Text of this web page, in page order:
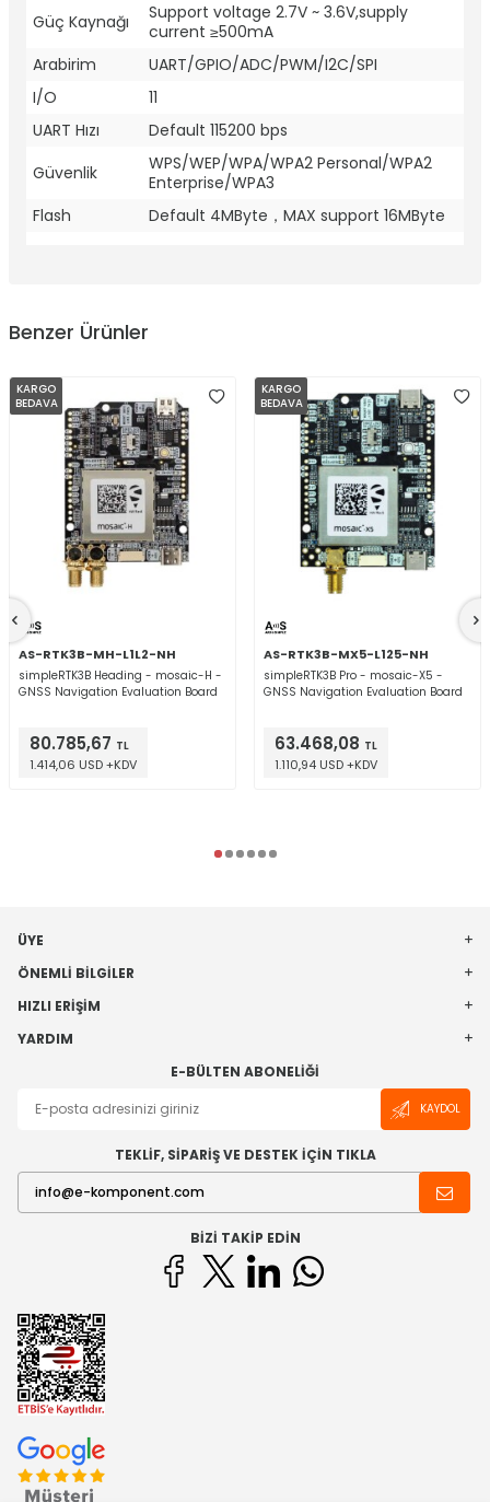
Güç Kaynağı
Support voltage 2.7V ~ 3.6V,supply
current ≥500mA
Arabirim
UART/GPIO/ADC/PWM/I2C/SPI
I/O
11
UART Hızı
Default 115200 bps
Güvenlik
WPS/WEP/WPA/WPA2 Personal/WPA2
Enterprise/WPA3
Flash
Default 4MByte，MAX support 16MByte
Benzer Ürünler
KARGO
BEDAVA
AS-RTK3B-MH-L1L2-NH
simpleRTK3B Heading - mosaic-H -
GNSS Navigation Evaluation Board
80.785,67 TL
1.414,06 USD +KDV
KARGO
BEDAVA
AS-RTK3B-MX5-L125-NH
simpleRTK3B Pro - mosaic-X5 -
GNSS Navigation Evaluation Board
63.468,08 TL
1.110,94 USD +KDV
ÜYE
ÖNEMLI BILGILER
HIZLI ERIŞIM
YARDIM
E-BÜLTEN ABONELIĞI
KAYDOL
TEKLİF, SİPARİŞ VE DESTEK İÇİN TIKLA
BIZI TAKIP EDIN